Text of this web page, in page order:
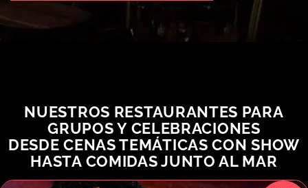
NUESTROS RESTAURANTES PARA
GRUPOS Y CELEBRACIONES
DESDE CENAS TEMÁTICAS CON SHOW
HASTA COMIDAS JUNTO AL MAR